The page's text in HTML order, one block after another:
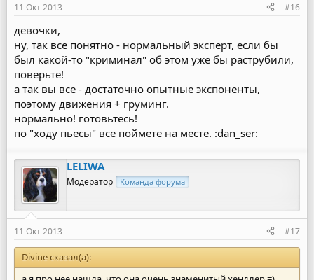
11 Окт 2013 #16
девочки,
ну, так все понятно - нормальный эксперт, если бы
был какой-то "криминал" об этом уже бы раструбили,
поверьте!
а так вы все - достаточно опытные экспоненты,
поэтому движения + груминг.
нормально! готовьтесь!
по "ходу пьесы" все поймете на месте. :dan_ser:
LELIWA
Модератор Команда форума
11 Окт 2013 #17
Divine сказал(а):